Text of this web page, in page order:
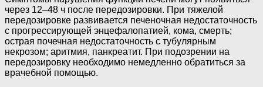
через 12–48 ч после передозировки. При тяжелой
передозировке развивается печеночная недостаточность
с прогрессирующей энцефалопатией, кома, смерть;
острая почечная недостаточность с тубулярным
некрозом; аритмия, панкреатит. При подозрении на
передозировку необходимо немедленно обратиться за
врачебной помощью.